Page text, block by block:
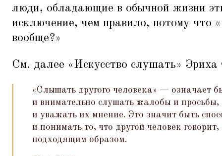
люди, обладающие в обычной жизни
исключение, чем правило, потому что «
вообще?»
См. далее «Искусство слушать»
«Слышать другого человека» — означает
и внимательно слушать жалобы и
и уважать их мнение. Это значит быть
и понимать то, что другой человек
подходящим образом.